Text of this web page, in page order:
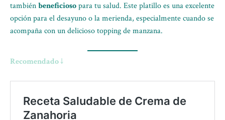
tambiénbeneficiosopara tu salud. Este platillo es una excelente
opción para el desayuno o la merienda, especialmente cuando se
acompaña con un delicioso topping de manzana.
Recomendado ↓